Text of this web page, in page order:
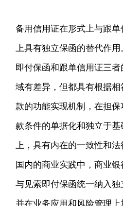
备用信用证在形式上与跟
上具有独立保函的替代作
即付保函和跟单信用证三
域有差异，但都具有根据
款的功能实现机制，在担
款条件的单据化和独立于
上，具有内在的一致性和
国内的商业实践中，商业
与见索即付保函统一纳入独
并在业务应用和风险管理上